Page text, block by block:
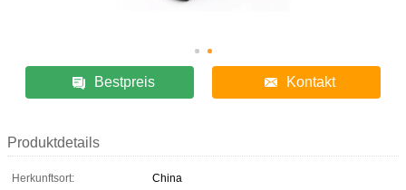
Bestpreis Kontakt
Produktdetails
Herkunftsort:
China